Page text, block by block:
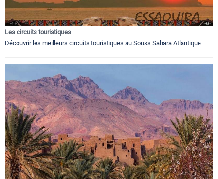
Les circuits touristiques
Découvrir les meilleurs circuits touristiques au Souss Sahara Atlantique